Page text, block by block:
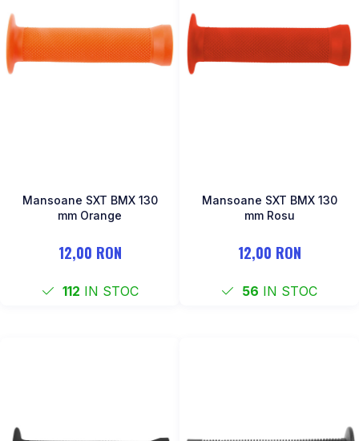
Mansoane SXT BMX 130
mm Orange
12,00 RON
112 IN STOC
Mansoane SXT BMX 130
mm Rosu
12,00 RON
56 IN STOC